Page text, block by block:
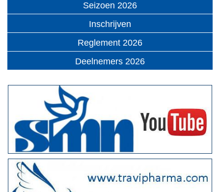
Seizoen 2026
Inschrijven
Reglement 2026
Deelnemers 2026